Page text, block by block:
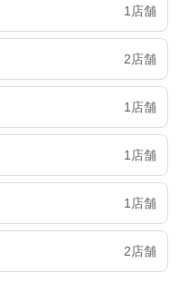
1店舗
2店舗
1店舗
1店舗
1店舗
2店舗